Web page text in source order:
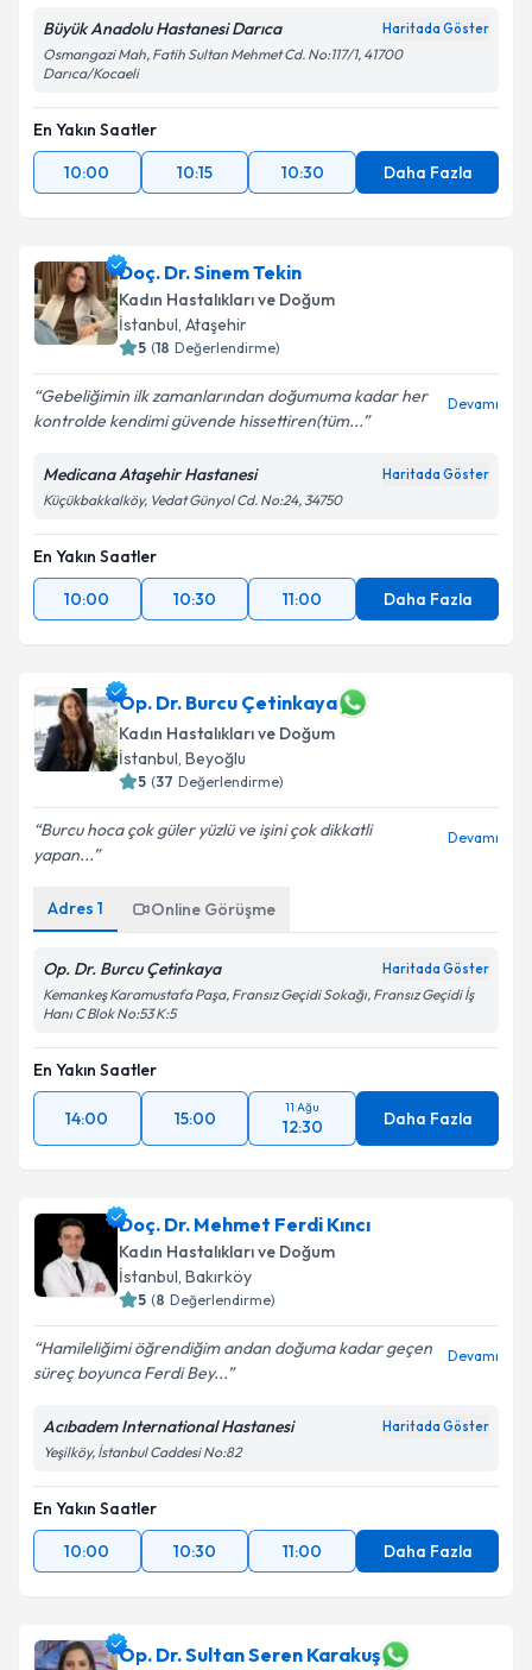
Büyük Anadolu Hastanesi Darıca Haritada Göster
Osmangazi Mah, Fatih Sultan Mehmet Cd. No:117/1, 41700
Darıca/Kocaeli
En Yakın Saatler
10:00
10:15 10:30 Daha Fazla
Doç. Dr. Sinem Tekin
Kadın Hastalıkları ve Doğum
İstanbul, Ataşehir
5 (18 Değerlendirme)
Gebeliğimin ilk zamanlarından doğumuma kadar her
kontrolde kendimi güvende hissettiren(tüm...
Devamı
Medicana Ataşehir Hastanesi Haritada Göster
Küçükbakkalköy, Vedat Günyol Cd. No:24, 34750
En Yakın Saatler
10:00
10:30 11:00 Daha Fazla
Op. Dr. Burcu Çetinkaya
Kadın Hastalıkları ve Doğum
İstanbul, Beyoğlu
5 (37 Değerlendirme)
Burcu hoca çok güler yüzlü ve işini çok dikkatli
yapan...
Devamı
Adres 1 Online Görüşme
Op. Dr. Burcu Çetinkaya Haritada Göster
Kemankeş Karamustafa Paşa, Fransız Geçidi Sokağı, Fransız Geçidi İş
Hanı C Blok No:53 K:5
En Yakın Saatler
14:00 15:00
11 Ağu
12:30 Daha Fazla
Doç. Dr. Mehmet Ferdi Kıncı
Kadın Hastalıkları ve Doğum
İstanbul, Bakırköy
5 (8 Değerlendirme)
Hamileliğimi öğrendiğim andan doğuma kadar geçen
süreç boyunca Ferdi Bey...
Devamı
Acıbadem International Hastanesi Haritada Göster
Yeşilköy, İstanbul Caddesi No:82
En Yakın Saatler
10:00
10:30 11:00 Daha Fazla
Op. Dr. Sultan Seren Karakuş